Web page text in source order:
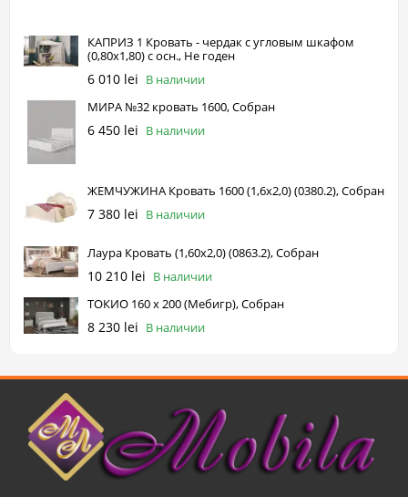
КАПРИЗ 1 Кровать - чердак с угловым шкафом
(0,80х1,80) с осн., Не годен
6 010 lei В наличии
МИРА №32 кровать 1600, Собран
6 450 lei В наличии
ЖЕМЧУЖИНА Кровать 1600 (1,6х2,0) (0380.2), Собран
7 380 lei В наличии
Лаура Кровать (1,60х2,0) (0863.2), Собран
10 210 lei В наличии
ТОКИО 160 х 200 (Мебигр), Собран
8 230 lei В наличии